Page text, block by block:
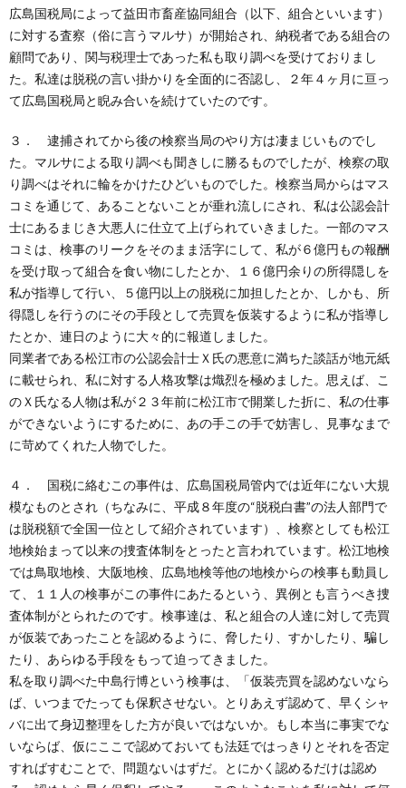
広島国税局によって益田市畜産協同組合（以下、組合といいます）
に対する査察（俗に言うマルサ）が開始され、納税者である組合の
顧問であり、関与税理士であった私も取り調べを受けておりまし
た。私達は脱税の言い掛かりを全面的に否認し、２年４ヶ月に亘っ
て広島国税局と睨み合いを続けていたのです。
３． 逮捕されてから後の検察当局のやり方は凄まじいものでし
た。マルサによる取り調べも聞きしに勝るものでしたが、検察の取
り調べはそれに輪をかけたひどいものでした。検察当局からはマス
コミを通じて、あることないことが垂れ流しにされ、私は公認会計
士にあるまじき大悪人に仕立て上げられていきました。一部のマス
コミは、検事のリークをそのまま活字にして、私が６億円もの報酬
を受け取って組合を食い物にしたとか、１６億円余りの所得隠しを
私が指導して行い、５億円以上の脱税に加担したとか、しかも、所
得隠しを行うのにその手段として売買を仮装するように私が指導し
たとか、連日のように大々的に報道しました。
同業者である松江市の公認会計士Ｘ氏の悪意に満ちた談話が地元紙
に載せられ、私に対する人格攻撃は熾烈を極めました。思えば、こ
のＸ氏なる人物は私が２３年前に松江市で開業した折に、私の仕事
ができないようにするために、あの手この手で妨害し、見事なまで
に苛めてくれた人物でした。
４． 国税に絡むこの事件は、広島国税局管内では近年にない大規
模なものとされ（ちなみに、平成８年度の“脱税白書”の法人部門で
は脱税額で全国一位として紹介されています）、検察としても松江
地検始まって以来の捜査体制をとったと言われています。松江地検
では鳥取地検、大阪地検、広島地検等他の地検からの検事も動員し
て、１１人の検事がこの事件にあたるという、異例とも言うべき捜
査体制がとられたのです。検事達は、私と組合の人達に対して売買
が仮装であったことを認めるように、脅したり、すかしたり、騙し
たり、あらゆる手段をもって迫ってきました。
私を取り調べた中島行博という検事は、「仮装売買を認めないなら
ば、いつまでたっても保釈させない。とりあえず認めて、早くシャ
バに出て身辺整理をした方が良いではないか。もし本当に事実でな
いならば、仮にここで認めておいても法廷ではっきりとそれを否定
すればすむことで、問題ないはずだ。とにかく認めるだけは認め